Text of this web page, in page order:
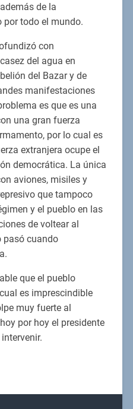
de la
por todo el mundo.
con
del agua en
del Bazar y de
manifestaciones
es que es una
una gran fuerza
por lo cual es
extranjera ocupe el
democrática. La única
aviones, misiles y
que tampoco
y el pueblo en las
de voltear al
pasó cuando
que el pueblo
es imprescindible
muy fuerte al
por hoy el presidente